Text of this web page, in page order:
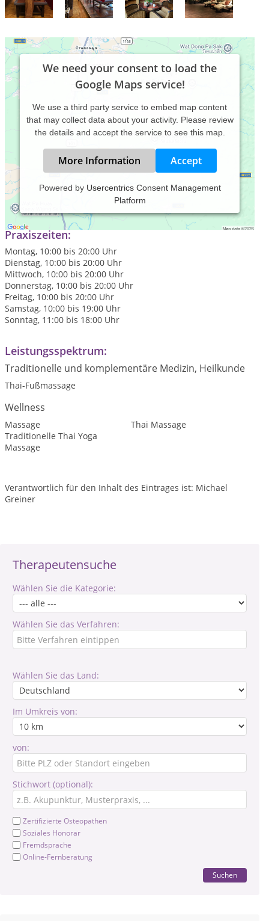
Therapeutensuche
Wählen Sie die Kategorie:
Wählen Sie das Verfahren:
Wählen Sie das Land:
Im Umkreis von:
von:
Stichwort (optional):
Zertifizierte Osteopathen
Soziales Honorar
Fremdsprache
Online-Fernberatung
Suchen
We need your consent to load the
Google Maps service!
We use a third party service to embed map content
that may collect data about your activity. Please review
the details and accept the service to see this map.
More Information Accept
Powered by Usercentrics Consent Management
Platform
Original traditionelle Thai-Massage.
Praxiszeiten:
Montag, 10:00 bis 20:00 Uhr
Dienstag, 10:00 bis 20:00 Uhr
Mittwoch, 10:00 bis 20:00 Uhr
Donnerstag, 10:00 bis 20:00 Uhr
Freitag, 10:00 bis 20:00 Uhr
Samstag, 10:00 bis 19:00 Uhr
Sonntag, 11:00 bis 18:00 Uhr
Leistungsspektrum:
Traditionelle und komplementäre Medizin, Heilkunde
Thai-Fußmassage
Wellness
Massage
Thai Massage
Traditionelle Thai Yoga
Massage
Verantwortlich für den Inhalt des Eintrages ist: Michael
Greiner